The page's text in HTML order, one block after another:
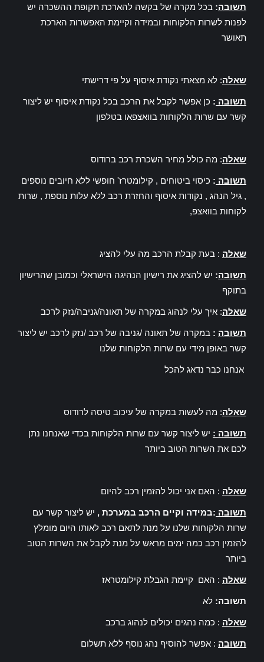
תשובה: בכל מקרה של בקשה להארכת תקופת ההשכרה יש
לפנות לשרות הלקוחות ובמידה וקיימת האפשרות הארכת
תאושר
שאלה: לא מצאתי נקודת איסוף על פי דרישתי
תשובה : כן אפשר לקבל את הרכב בכל נקודת איסוף יש ליצור
קשר עם שרות הלקוחות בוואצפאו בטלפון
שאלה: מה כולל מחיר השכרת רכב ברודוס
תשובה : כיסוי ביטוחים , קילומטרז' חופשי ללא חיובים נוספים
, גיל הנהג , נקודות איסוף והחזרת רכב ללא עלות נוספת , שרות
לקוחות בוואצפ,
שאלה : בעת קבלת הרכב מה עלי להציג
תשובה: יש להציג את רישיון הנהיגה הישראלי וכמובן שהרישיון
בתוקף
שאלה: איך עלי לנהוג במקרה של תאונה/גניבה/נזק לרכב
תשובה : במקרה של תאונה /גניבה של רכב /נזק לרכב יש ליצור
קשר באופן מידי עם שרות הלקוחות שלנו
אנחנו כבר נדאג להכל
שאלה: מה לעשות במקרה של עיכוב טיסה לרודוס
תשובה : יש ליצור קשר עם שרות הלקוחות בכדי שאנחנו נתן
לכם את השרות הטוב ביותר
שאלה : האם אני יכול להזמין רכב להיום
תשובה :במידה וקיים הרכב במערכת , יש ליצור קשר עם
שרות הלקוחות שלנו על מנת לתאם רכב לאותו היום מומלץ
להזמין רכב כמה ימים מראש על מנת לקבל את השרות הטוב
ביותר
שאלה : האם קיימת הגבלת קילומטראז
תשובה: לא
שאלה : כמה נהגים יכולים לנהוג ברכב
תשובה : אפשר להוסיף נהג נוסף ללא תשלום